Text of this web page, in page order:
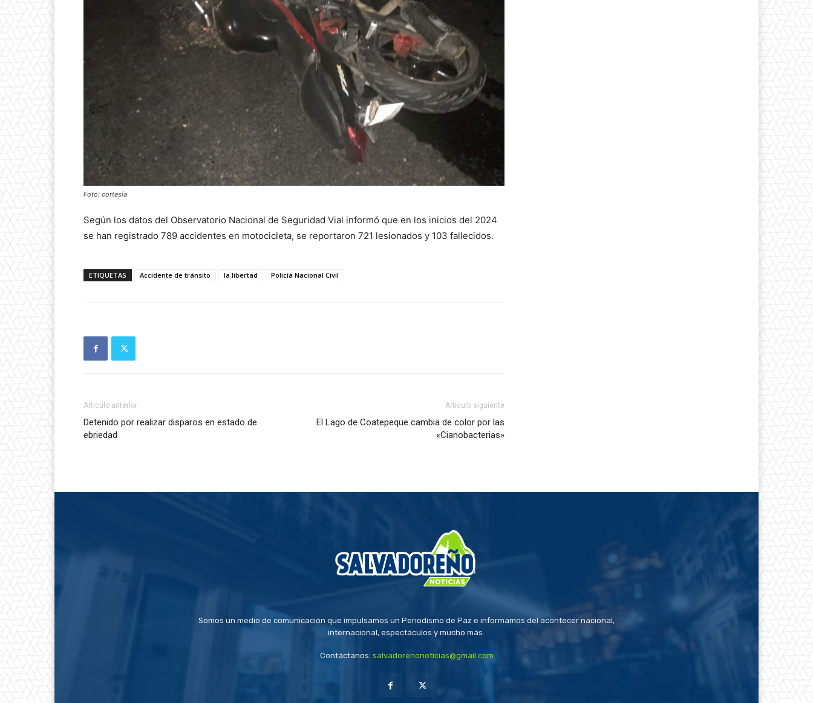
Foto: cortesía
Según los datos del Observatorio Nacional de Seguridad Vial informó que en los inicios del 2024
se han registrado 789 accidentes en motocicleta, se reportaron 721 lesionados y 103 fallecidos.
ETIQUETAS Accidente de tránsito la libertad Policía Nacional Civil
Artículo anterior
Detenido por realizar disparos en estado de
ebriedad
Artículo siguiente
El Lago de Coatepeque cambia de color por las
«Cianobacterias»
Somos un medio de comunicación que impulsamos un Periodismo de Paz e informamos del acontecer nacional,
internacional, espectáculos y mucho más.
Contáctanos: salvadorenonoticias@gmail.com